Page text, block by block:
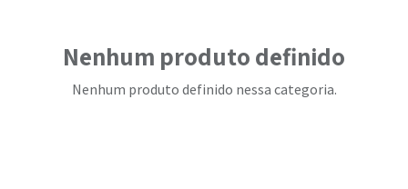
Nenhum produto definido
Nenhum produto definido nessa categoria.